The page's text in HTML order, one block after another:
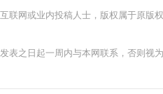
联网或业内投稿人士，版权属于原版
表之日起一周内与本网联系，否则视为